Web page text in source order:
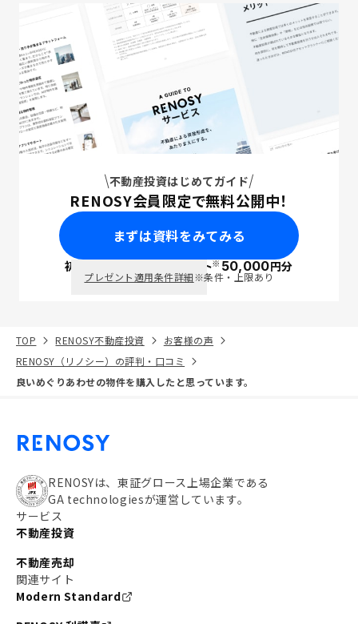
不動産投資はじめてガイド
RENOSY会員限定で無料公開中！
まずは資料をみてみる
初回面談で ポイント※50,000円分
プレゼント適用条件詳細※条件・上限あり
TOP RENOSY不動産投資
お客様の声
RENOSY（リノシー）の評判・口コミ
良いめぐりあわせの物件を購入したと思っています。
RENOSYは、東証グロース上場企業である
GA technologiesが運営しています。
サービス
不動産投資
不動産売却
関連サイト
Modern Standard